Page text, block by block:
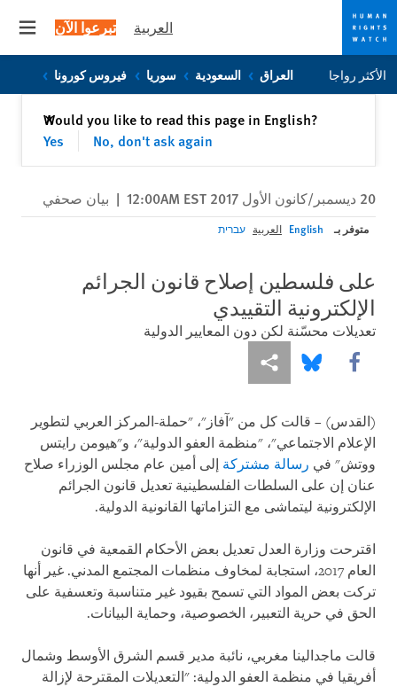
Skip
to
Skip
to
العربية تبرعوا الآن
الأكثر رواجا العراق السعودية سوريا فيروس كورونا
Would you like to read this page in English?
Yes
No, don't ask again
✕إغلاق
20 ديسمبر/كانون الأول 2017 12:00AM EST | بيان صحفي
متوفر بـ English العربية עברית
على فلسطين إصلاح قانون الجرائم
الإلكترونية التقييدي
تعديلات محسّنة لكن دون المعايير الدولية
Share this via Facebook
Share this via Bluesky
Share this via مشاركة
(القدس) – قالت كل من "آفاز"، "حملة-المركز العربي لتطوير
الإعلام الاجتماعي"، "منظمة العفو الدولية"، و"هيومن رايتس
ووتش" في رسالة مشتركة إلى أمين عام مجلس الوزراء صلاح
عنان إن على السلطات الفلسطينية تعديل قانون الجرائم
الإلكترونية ليتماشى مع التزاماتها القانونية الدولية.
اقترحت وزارة العدل تعديل بعض الأحكام القمعية في قانون
العام 2017، استجابة لمخاوف منظمات المجتمع المدني. غير أنها
تركت بعض المواد التي تسمح بقيود غير متناسبة وتعسفية على
الحق في حرية التعبير، الخصوصية، وحماية البيانات.
قالت ماجدالينا مغربي، نائبة مدير قسم الشرق الأوسط وشمال
أفريقيا في منظمة العفو الدولية: "التعديلات المقترحة لإزالة